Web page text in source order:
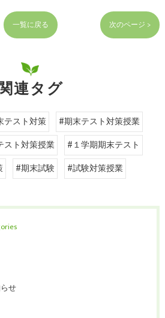
一覧に戻る 次のページ >
連タグ
テスト対策
#期末テスト対策授業
スト対策授業
#１学期期末テスト
#期末試験 #試験対策授業
せ